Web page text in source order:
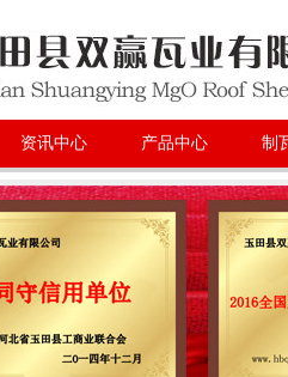
资讯中心 产品中心 制